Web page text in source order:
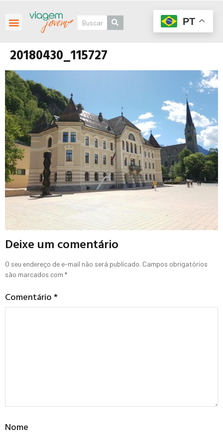
20180430_115727
Deixe um comentário
O seu endereço de e-mail não será publicado. Campos obrigatórios
são marcados com *
Comentário*
Nome
PT